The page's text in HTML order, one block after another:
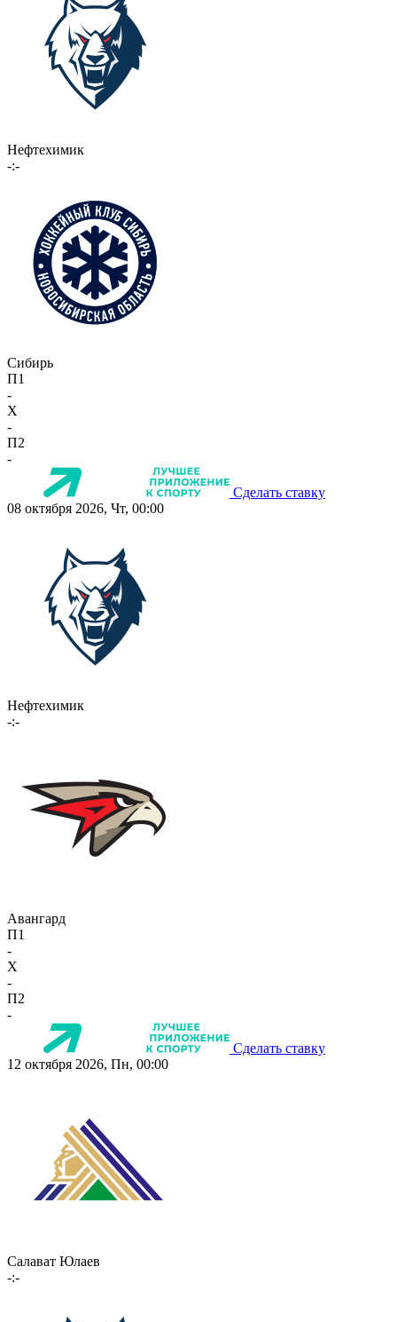
Нефтехимик
-:-
Сибирь
П1
-
X
-
П2
-
Сделать ставку
08 октября 2026, Чт, 00:00
Нефтехимик
-:-
Авангард
П1
-
X
-
П2
-
Сделать ставку
12 октября 2026, Пн, 00:00
Салават Юлаев
-:-